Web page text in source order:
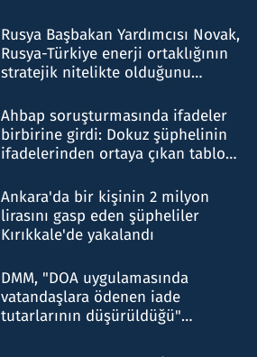
Rusya Başbakan Yardımcısı Novak,
Rusya-Türkiye enerji ortaklığının
stratejik nitelikte olduğunu
Ahbap soruşturmasında ifadeler
birbirine girdi: Dokuz şüphelinin
ifadelerinden ortaya çıkan tablo
Ankara'da bir kişinin 2 milyon
lirasını gasp eden şüpheliler
Kırıkkale'de yakalandı
DMM, "DOA uygulamasında
vatandaşlara ödenen iade
tutarlarının düşürüldüğü"